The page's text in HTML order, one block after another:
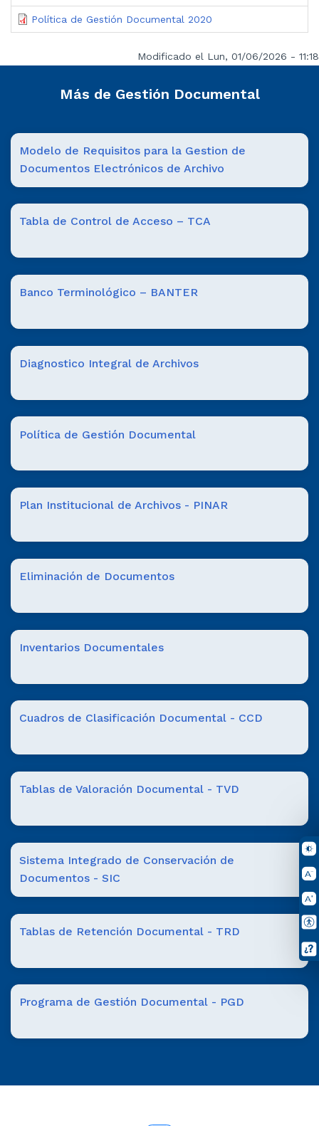
Política de Gestión Documental 2020
Modificado el Lun, 01/06/2026 - 11:18
Más de Gestión Documental
Modelo de Requisitos para la Gestion de
Documentos Electrónicos de Archivo
Tabla de Control de Acceso – TCA
Banco Terminológico – BANTER
Diagnostico Integral de Archivos
Política de Gestión Documental
Plan Institucional de Archivos - PINAR
Eliminación de Documentos
Inventarios Documentales
Cuadros de Clasificación Documental - CCD
Tablas de Valoración Documental - TVD
Sistema Integrado de Conservación de
Documentos - SIC
Tablas de Retención Documental - TRD
Programa de Gestión Documental - PGD